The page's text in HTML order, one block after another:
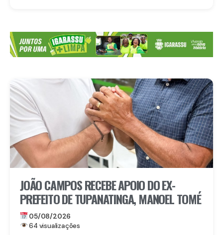
JOÃO CAMPOS RECEBE APOIO DO EX-
PREFEITO DE TUPANATINGA, MANOEL TOMÉ
05/08/2026
64 visualizações